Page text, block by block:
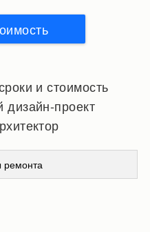
и стоимость
проект
ремонта